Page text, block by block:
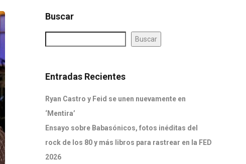
Buscar
Buscar
Entradas Recientes
Ryan Castro y Feid se unen nuevamente en
‘Mentira’
Ensayo sobre Babasónicos, fotos inéditas del
rock de los 80 y más libros para rastrear en la FED
2026